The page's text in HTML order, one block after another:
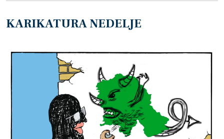
KARIKATURA NEDELJE